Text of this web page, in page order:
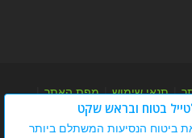
|תנאי שימוש|מפת האתר|
אלבום|מפת מאמרי מידע
בטוח ובראש שקט
ביטוח הנסיעות המשתלם ביותר